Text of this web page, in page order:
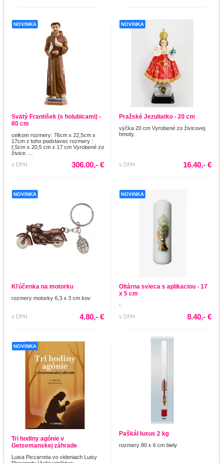
NOVINKA
Svätý František (s holubicami) -
80 cm
celkom rozmery: 76cm x 22,5cm x
17cm z toho podstavec rozmery :
ť,5cm x 20,5 cm x 17 cm Vyrobené zo
živice. ...
s DPH
306.00,- €
NOVINKA
Pražské Jezuliatko - 20 cm
výčka 20 cm Vyrobené zo živicovej
hmoty.
s DPH 16.40,- €
NOVINKA
Kľúčenka na motorku
rozmery motorky 6,3 x 3 cm kov
s DPH 4.80,- €
NOVINKA
Oltárna svieca s aplikaciou - 17
x 5 cm
-
s DPH
8.40,- €
NOVINKA
Tri hodiny agónie v
Getsemanskej záhrade
Luisa Piccarreta vo videniach Luisy
Paškál luxus 2 kg
rozmery 80 x 6 cm biely